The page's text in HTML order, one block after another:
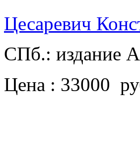
Цесаревич
СПб.: издание
Цена : 33000